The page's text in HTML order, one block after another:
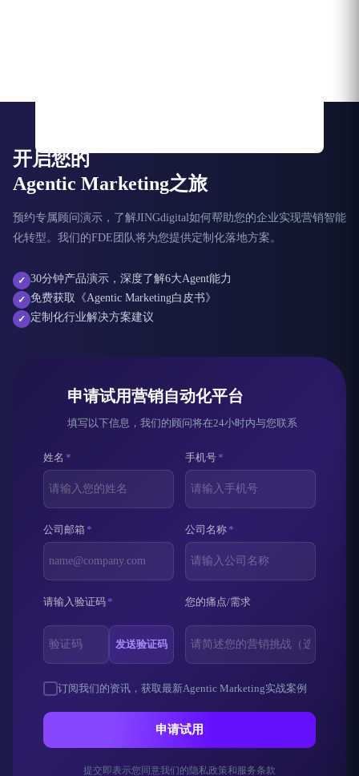
开启您的
Agentic Marketing之旅
预约专属顾问演示，了解JINGdigital如何帮助您的企业实现营销智能
化转型。我们的FDE团队将为您提供定制化落地方案。
✓ 30分钟产品演示，深度了解6大Agent能力
✓ 免费获取《Agentic Marketing白皮书》
✓ 定制化行业解决方案建议
申请试用营销自动化平台
填写以下信息，我们的顾问将在24小时内与您联系
姓名 * 手机号*
公司邮箱* 公司名称*
请输入验证码*
发送验证码
您的痛点/需求
订阅我们的资讯，获取最新Agentic Marketing实战案例
申请试用
提交即表示您同意我们的隐私政策和服务条款